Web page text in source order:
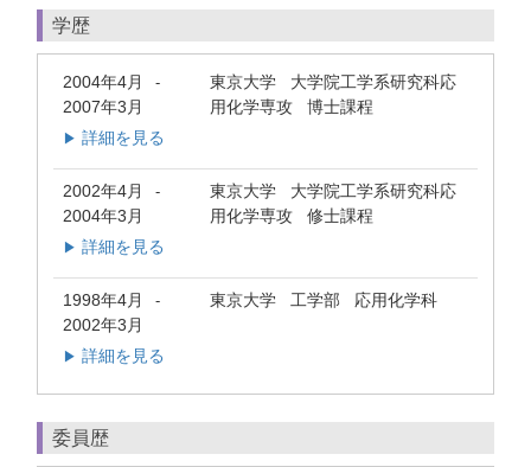
学歴
2004年4月 -
2007年3月
東京大学 大学院工学系研究科応
用化学専攻 博士課程
▶ 詳細を見る
2002年4月 -
2004年3月
東京大学 大学院工学系研究科応
用化学専攻 修士課程
▶ 詳細を見る
1998年4月 -
2002年3月
東京大学 工学部 応用化学科
▶ 詳細を見る
委員歴